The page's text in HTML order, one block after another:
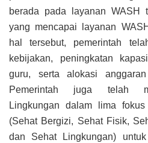
berada pada layanan WASH
yang mencapai layanan
hal tersebut, pemerintah
kebijakan, peningkatan
guru, serta alokasi
Pemerintah juga telah
Lingkungan dalam lima
(Sehat Bergizi, Sehat Fisik,
dan Sehat Lingkungan)